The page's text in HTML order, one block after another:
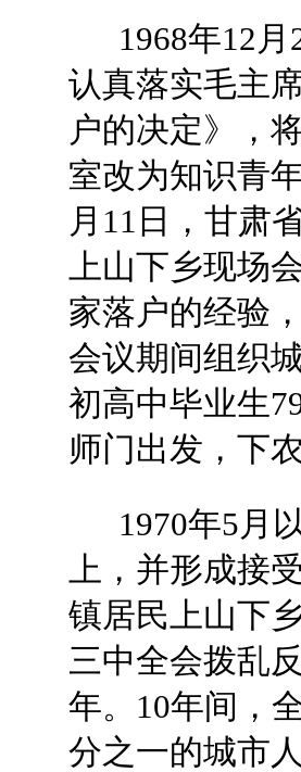
1968年12
认真落实毛主
户的决定》，
室改为知识青
月11日，甘肃
上山下乡现场
家落户的经验
会议期间组织
初高中毕业生
师门出发，下
1970年5月
上，并形成接
镇居民上山下
三中全会拨乱
年。10年间，
分之一的城市